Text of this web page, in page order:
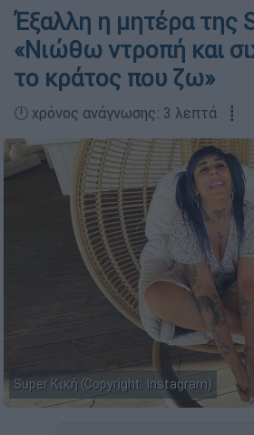
Έξαλλη η μητέρα της
«Νιώθω ντροπή και
το κράτος που ζω»
🕛 χρόνος ανάγνωσης: 3 λεπτά ┋
Super Κική (Copyright: Instagram)